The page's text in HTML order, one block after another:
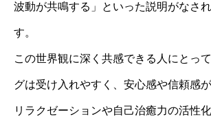
波動が共鳴する」といった説明がなさ
す。
この世界観に深く共感できる人にとっ
グは受け入れやすく、安心感や信頼感
リラクゼーションや自己治癒力の活性